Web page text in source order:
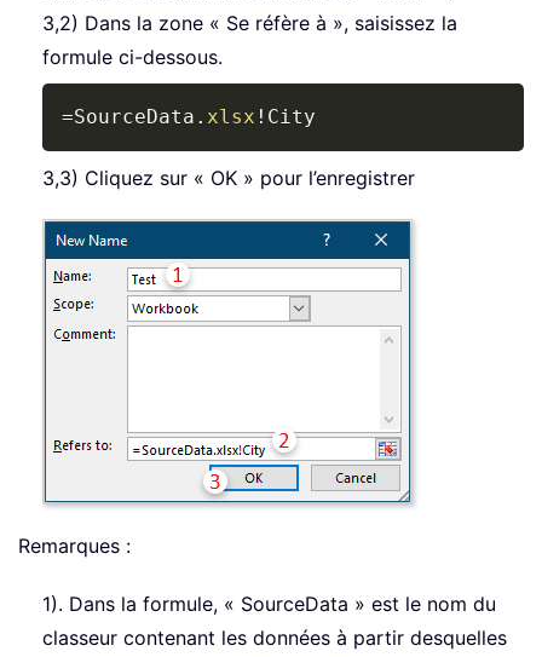
3,2) Dans la zone « Se réfère à », saisissez la
formule ci-dessous.
=SourceData. xlsx ! City
3,3) Cliquez sur « OK » pour l’enregistrer
Remarques :
1). Dans la formule, « SourceData » est le nom du
classeur contenant les données à partir desquelles